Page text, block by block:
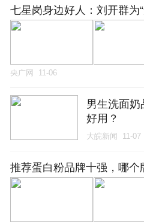
七星岗身边好人：刘开群为
央广网 11-06
男生洗面奶
好用？
大皖新闻 11-07
推荐蛋白粉品牌十强，哪个